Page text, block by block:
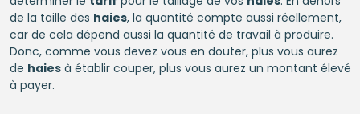
de la taille des haies, la quantité compte aussi réellement,
car de cela dépend aussi la quantité de travail à produire.
Donc, comme vous devez vous en douter, plus vous aurez
de haiesà établir couper, plus vous aurez un montant élevé
à payer.